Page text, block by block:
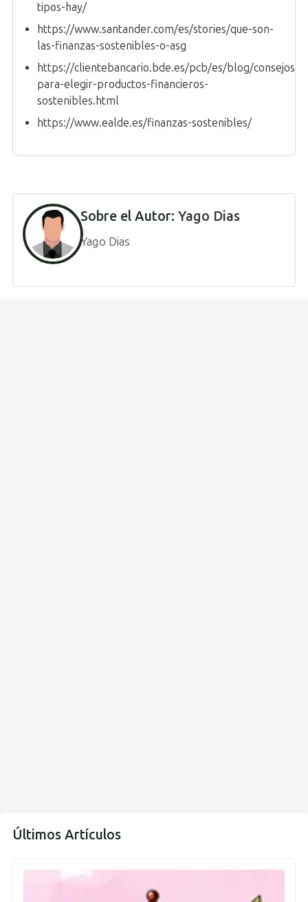
tipos-hay/
https://www.santander.com/es/stories/que-son-
las-finanzas-sostenibles-o-asg
https://clientebancario.bde.es/pcb/es/blog/consejos-
para-elegir-productos-financieros-
sostenibles.html
https://www.ealde.es/finanzas-sostenibles/
Sobre el Autor: Yago Dias
Yago Dias
Últimos Artículos